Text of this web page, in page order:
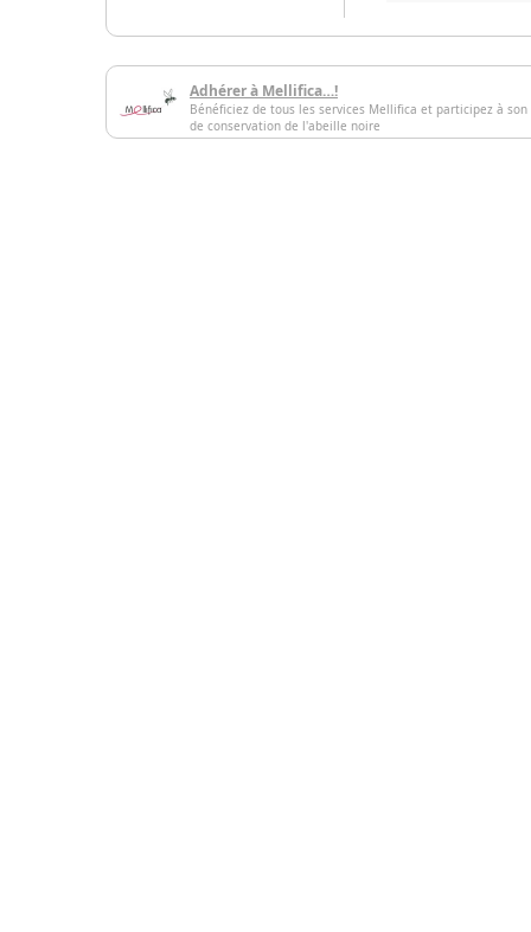
Adhérer à Mellifica…!
Bénéficiez de tous les services Mellifica et participez à
de conservation de l'abeille noire